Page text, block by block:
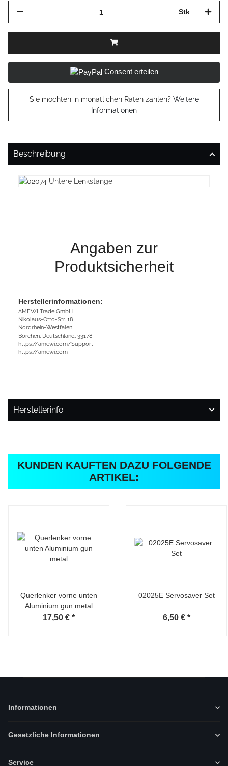
Stk
Consent erteilen
Sie möchten in monatlichen Raten zahlen? Weitere
Informationen
Beschreibung
Angaben zur
Produktsicherheit
Herstellerinformationen:
AMEWI Trade GmbH
Nikolaus-Otto-Str. 18
Nordrhein-Westfalen
Borchen, Deutschland, 33178
https://amewi.com/Support
https://amewi.com
Herstellerinfo
KUNDEN KAUFTEN DAZU FOLGENDE
ARTIKEL:
Querlenker vorne unten
Aluminium gun metal
17,50 € *
02025E Servosaver Set
6,50 € *
Informationen
Gesetzliche Informationen
Service